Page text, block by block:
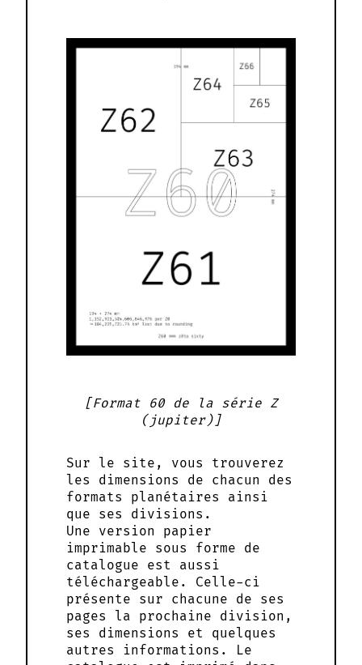
Format 60 de la série Ζ
(jupiter)
Sur le site, vous trouverez
les dimensions de chacun des
formats planétaires ainsi
que ses divisions.
Une version papier
imprimable sous forme de
catalogue est aussi
téléchargeable. Celle-ci
présente sur chacune de ses
pages la prochaine division,
ses dimensions et quelques
autres informations. Le